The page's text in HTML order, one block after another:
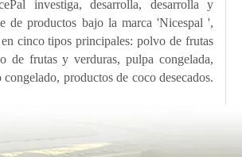
investiga, desarrolla, desarrolla y
de productos bajo la marca 'Nicespal ',
cinco tipos principales: polvo de frutas
de frutas y verduras, pulpa congelada,
productos de coco desecados.